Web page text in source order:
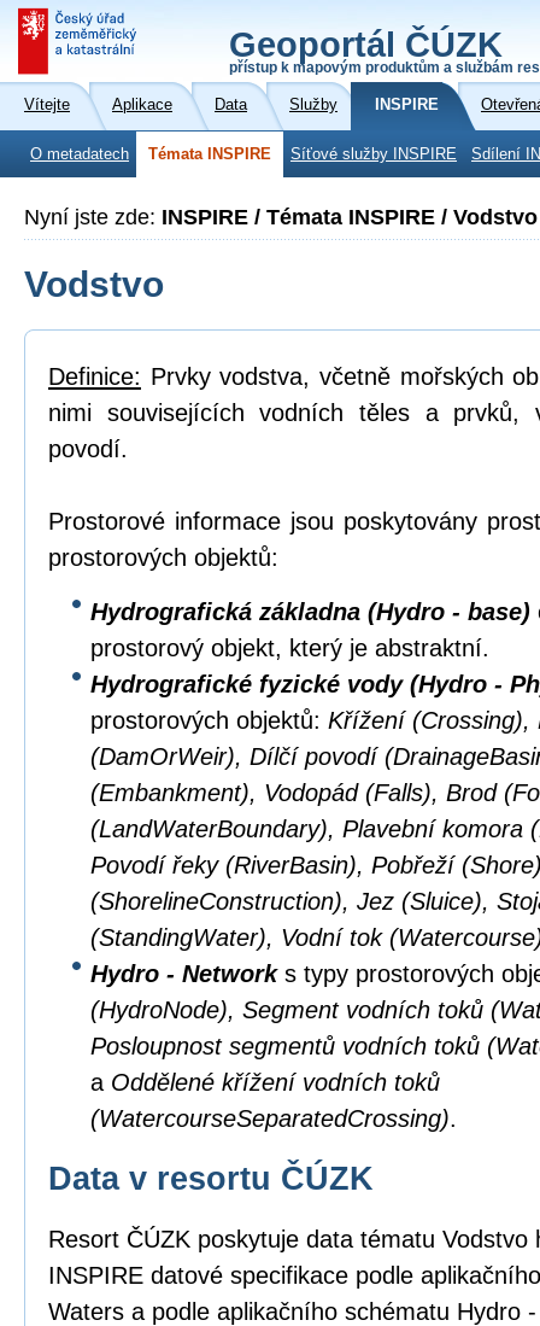
Geoportál ČÚZK
přístup k mapovým produktům a službám
Vítejte Aplikace Data Služby INSPIRE
O metadatech Témata INSPIRE Síťové služby INSPIRE Sdílení
Nyní jste zde: INSPIRE / Témata INSPIRE / Vodstvo
Vodstvo
Definice: Prvky vodstva, včetně mořských
nimi souvisejících vodních těles a prvků,
povodí.
Prostorové informace jsou poskytovány
prostorových objektů:
Hydrografická základna (Hydro - base)
prostorový objekt, který je abstraktní.
Hydrografické fyzické vody (Hydro -
prostorových objektů: Křížení (Crossing),
(DamOrWeir), Dílčí povodí
(Embankment), Vodopád (Falls), Brod
(LandWaterBoundary), Plavební komora
Povodí řeky (RiverBasin), Pobřeží
(ShorelineConstruction), Jez (Sluice),
(StandingWater), Vodní tok
Hydro - Networks typy prostorových
(HydroNode), Segment vodních toků
Posloupnost segmentů vodních toků
a Oddělené křížení vodních toků
(WatercourseSeparatedCrossing).
Data v resortu ČÚZK
Resort ČÚZK poskytuje data tématu Vodstvo
INSPIRE datové specifikace podle
Waters a podle aplikačního schématu Hydro